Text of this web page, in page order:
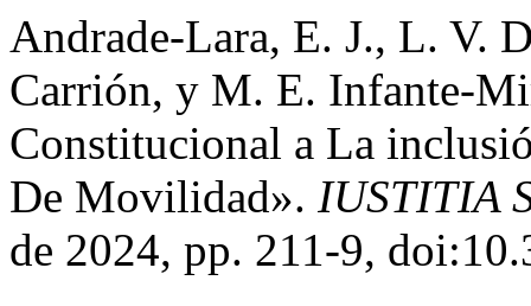
Andrade-Lara, E. J., L. V.
Carrión, y M. E. Infante-
Constitucional a La
De Movilidad». IUSTITIA
de 2024, pp. 211-9,